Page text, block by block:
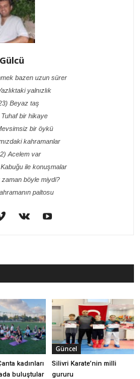
bazen uzun sürer
yalnızlık
Beyaz taş
bir hikaye
bir öykü
kahramanlar
Acelem var
ile konuşmalar
böyle miydi?
paltosu
kadınları
buluştular
Güncel
Silivri Karate’nin milli
gururu